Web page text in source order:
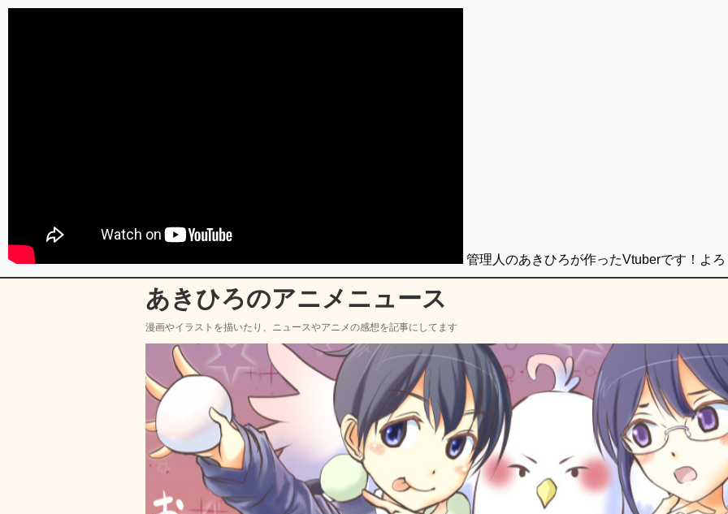
あきひろのアニメニュース
漫画やイラストを描いたり、ニュースやアニメの感想を記事にしてます
管理人のあきひろが作ったVtuberです！よ